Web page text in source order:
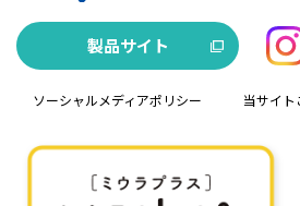
製品サイト
ソーシャルメディアポリシー 当サイ